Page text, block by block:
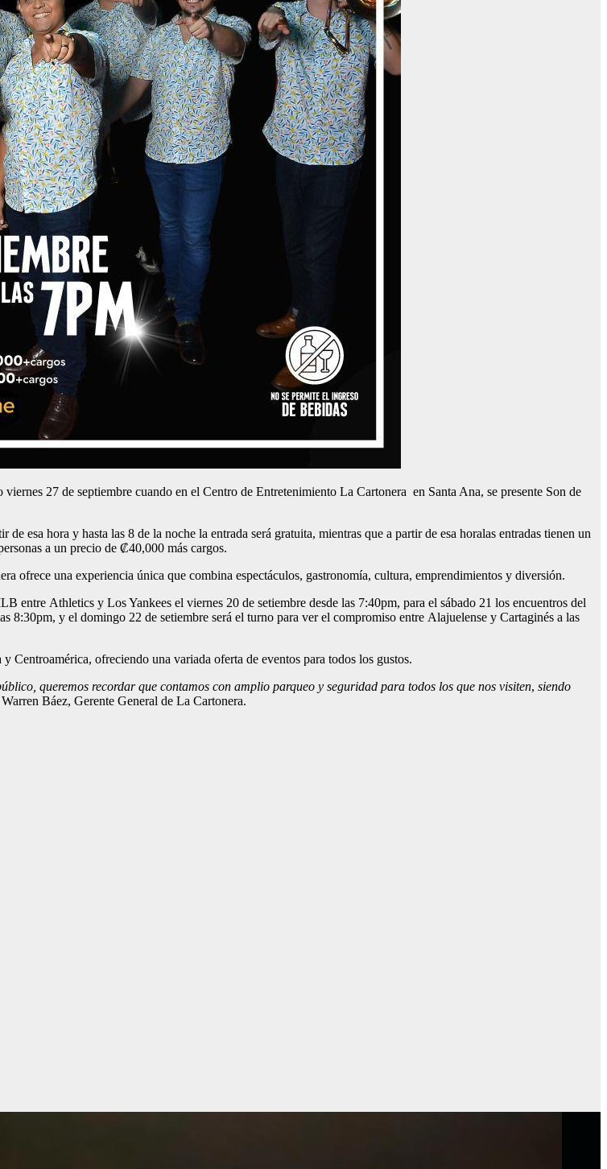
27 de septiembre cuando en el Centro de Entretenimiento La Cartonera en Santa Ana, se presente Son de
esa hora y hasta las 8 de la noche la entrada será gratuita, mientras que a partir de esa horalas entradas tienen un
a un precio de ₡40,000 más cargos.
ofrece una experiencia única que combina espectáculos, gastronomía, cultura, emprendimientos y diversión.
entre Athletics y Los Yankees el viernes 20 de setiembre desde las 7:40pm, para el sábado 21 los encuentros del
y el domingo 22 de setiembre será el turno para ver el compromiso entre Alajuelense y Cartaginés a las
Centroamérica, ofreciendo una variada oferta de eventos para todos los gustos.
úblico, queremos recordar que contamos con amplio parqueo y seguridad para todos los que nos visiten, siendo
Báez, Gerente General de La Cartonera.